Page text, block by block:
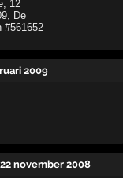
2009
22 november 2008